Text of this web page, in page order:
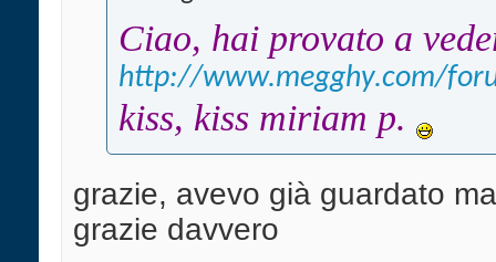
Ciao, hai provato a
http://www.megghy.com/
kiss, kiss miriam p.
grazie, avevo già guardato
grazie davvero